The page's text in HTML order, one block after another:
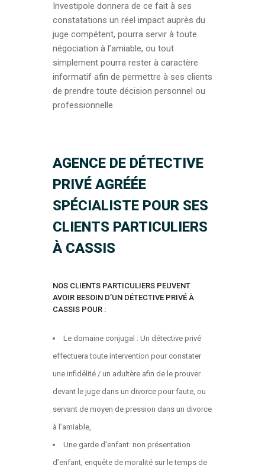
Investipole donnera de ce fait à ses
constatations un réel impact auprès du
juge compétent, pourra servir à toute
négociation à l’amiable, ou tout
simplement pourra rester à caractère
informatif afin de permettre à ses clients
de prendre toute décision personnel ou
professionnelle.
AGENCE DE DÉTECTIVE
PRIVÉ AGRÉÉE
SPÉCIALISTE POUR SES
CLIENTS PARTICULIERS
À CASSIS
NOS CLIENTS PARTICULIERS PEUVENT
AVOIR BESOIN D’UN DÉTECTIVE PRIVÉ À
CASSIS POUR :
Le domaine conjugal : Un détective privé
effectuera toute intervention pour constater
une infidélité / un adultère afin de le prouver
devant le juge dans un divorce pour faute, ou
servant de moyen de pression dans un divorce
à l’amiable,
Une garde d’enfant: non présentation
d’enfant, enquête de moralité sur le temps de